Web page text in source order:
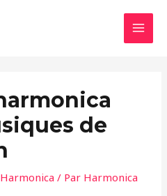
de
Harmonica / Par Harmonica